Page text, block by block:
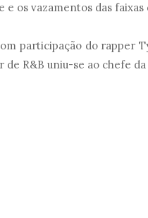
e os vazamentos das
participação do rapper
de R&B uniu-se ao chefe